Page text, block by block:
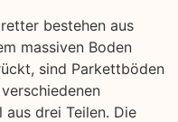
bestehen aus
massiven Boden
sind Parkettböden
aus drei Teilen. Die